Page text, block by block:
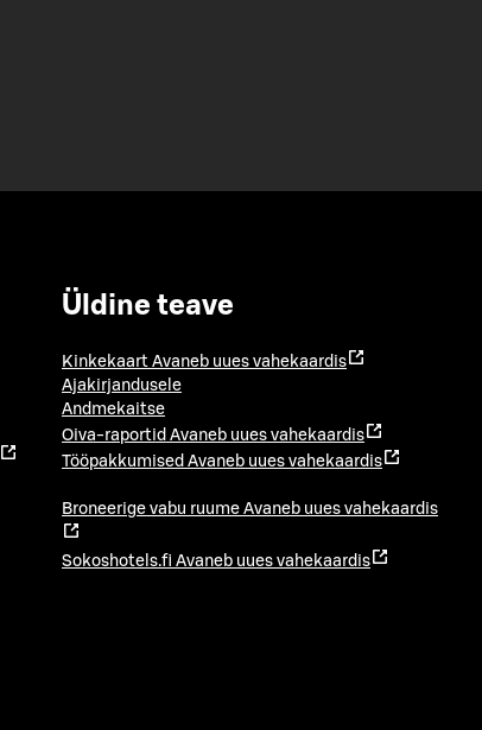
Üldine teave
Kinkekaart Avaneb uues vahekaardis
Ajakirjandusele
Andmekaitse
Oiva-raportid Avaneb uues vahekaardis
Tööpakkumised Avaneb uues vahekaardis
Broneerige vabu ruume Avaneb uues vahekaardis
Sokoshotels.fi Avaneb uues vahekaardis